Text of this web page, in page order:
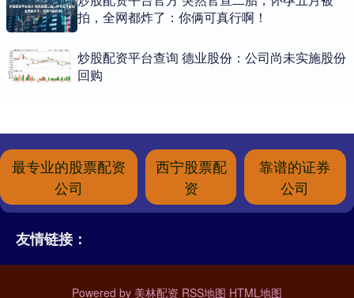
拍，全网都炸了：你俩可真行啊！
炒股配资平台查询 德业股份：公司尚未实施股份
回购
最专业的股票配资
公司
西宁股票配
资
靠谱的证券
公司
友情链接：
Powered by 美林配资 RSS地图 HTML地图